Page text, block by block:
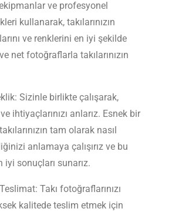
ve profesyonel
kullanarak, takılarınızın
ve renklerini en iyi şekilde
net fotoğraflarla takılarınızın
Sizinle birlikte çalışarak,
ihtiyaçlarınızı anlarız. Esnek bir
tam olarak nasıl
anlamaya çalışırız ve bu
sonuçları sunarız.
Takı fotoğraflarınızı
kalitede teslim etmek için